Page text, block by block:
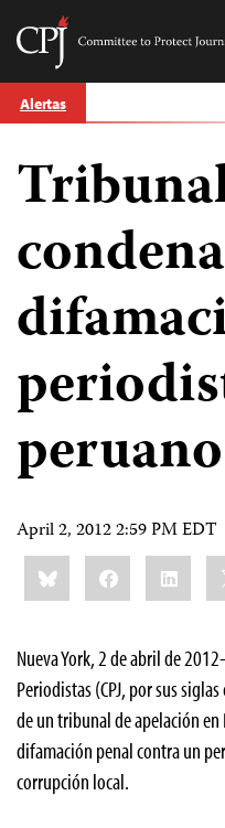
Skip
to
Journalists
Alertas
peruano
April 2, 2012 2:59 PM EDT
Share
this:BlueskyFacebook
Nueva York, 2 de abril de
Periodistas (CPJ, por sus
de un tribunal de apelación
difamación penal contra un
corrupción local.